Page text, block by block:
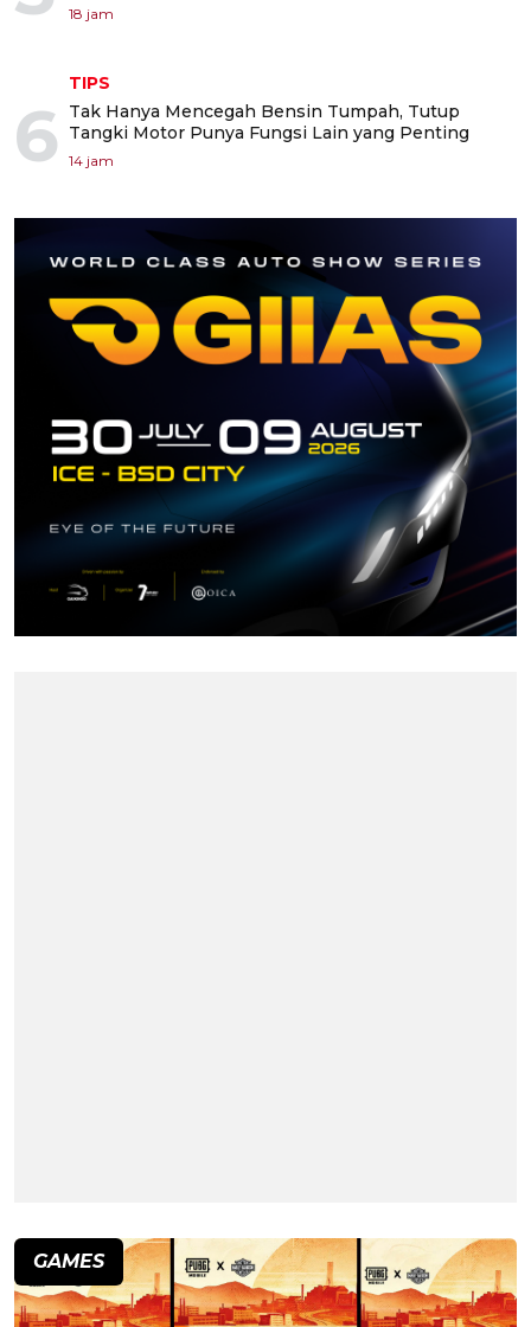
18 jam
6
TIPS
Tak Hanya Mencegah Bensin Tumpah, Tutup
Tangki Motor Punya Fungsi Lain yang Penting
14 jam
GAMES